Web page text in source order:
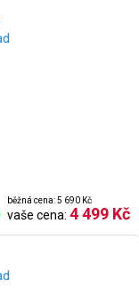
běžná cena: 5 690 Kč
vaše cena: 4 499 Kč